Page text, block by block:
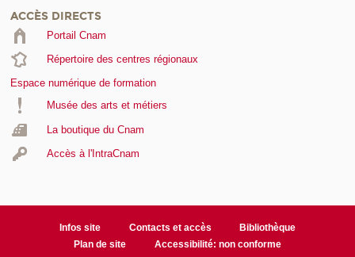
ACCÈS DIRECTS
Portail Cnam
Répertoire des centres régionaux
Espace numérique de formation
Musée des arts et métiers
La boutique du Cnam
Accès à l'IntraCnam
Infos site Contacts et accès
Bibliothèque
Plan de site
Accessibilité: non conforme